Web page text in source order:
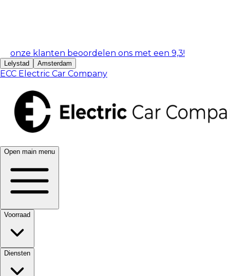
onze klanten beoordelen ons met een 9,3!
Lelystad Amsterdam
ECC Electric Car Company
Open main menu
Voorraad
Diensten